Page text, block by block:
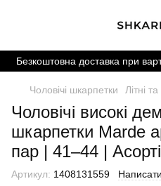
Безкоштовна доставка при
Чоловічі шкарпетки Літні
Чоловічі високі
шкарпетки Marde
пар | 41–44 | Асорті
Артикул: 1408131559 Написати